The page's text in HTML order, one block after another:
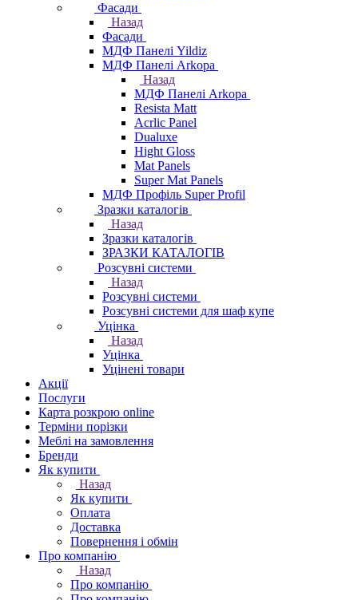
Фасади
Назад
Фасади
МДФ Панелі Yildiz
МДФ Панелі Arkopa
Назад
МДФ Панелі Arkopa
Resista Matt
Acrlic Panel
Dualuxe
Hight Gloss
Mat Panels
Super Mat Panels
МДФ Профіль Super Profil
Зразки каталогів
Назад
Зразки каталогів
ЗРАЗКИ КАТАЛОГІВ
Розсувні системи
Назад
Розсувні системи
Розсувні системи для шаф купе
Уцінка
Назад
Уцінка
Уцінені товари
Акції
Послуги
Карта розкрою online
Терміни порізки
Меблі на замовлення
Бренди
Як купити
Назад
Як купити
Оплата
Доставка
Повернення і обмін
Про компанію
Назад
Про компанію